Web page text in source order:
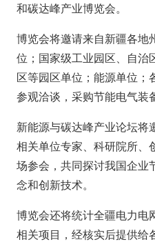
和碳达峰产业博览会。
博览会将邀请来自新疆各地
位；国家级工业园区、自
区等园区单位；能源单位
参观洽谈，采购节能电气装
新能源与碳达峰产业论坛
相关单位专家、科研院所、
场参会，共同探讨我国企业
念和创新技术。
博览会还将统计全疆电力电
相关项目，经核实后提供给